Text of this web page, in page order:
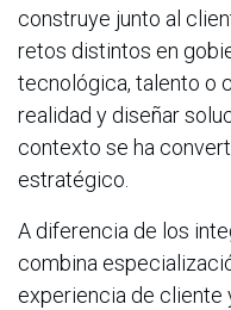
construye junto al
retos distintos en
tecnológica, talento o
realidad y diseñar
contexto se ha
estratégico.
A diferencia de los
combina
experiencia de cliente